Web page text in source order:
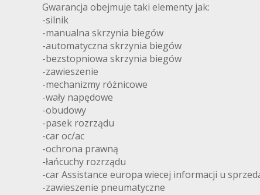
Gwarancja obejmuje taki elementy jak:
-silnik
-manualna skrzynia biegów
-automatyczna skrzynia biegów
-bezstopniowa skrzynia biegów
-zawieszenie
-mechanizmy różnicowe
-wały napędowe
-obudowy
-pasek rozrządu
-car oc/ac
-ochrona prawną
-łańcuchy rozrządu
-car Assistance europa wiecej informacji u
-zawieszenie pneumatyczne